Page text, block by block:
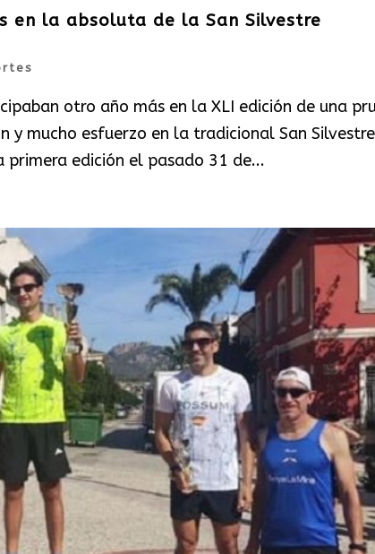
en la absoluta de la San Silvestre
otro año más en la XLI edición de una
y mucho esfuerzo en la tradicional San Silvestre
primera edición el pasado 31 de...